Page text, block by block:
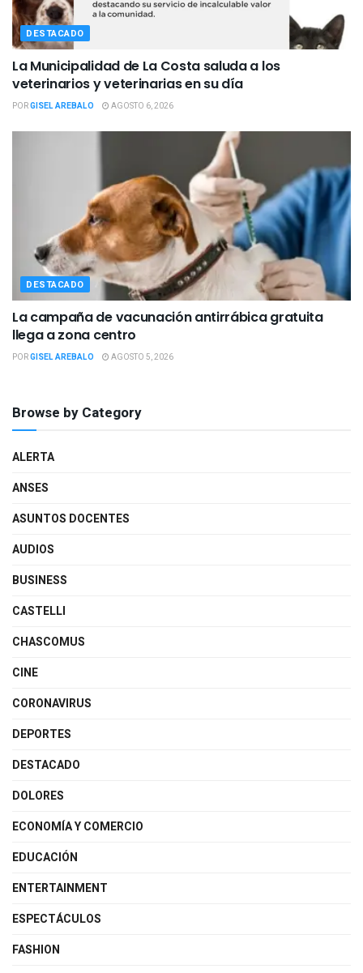
DESTACADO
La Municipalidad de La Costa saluda a los
veterinarios y veterinarias en su día
PORGISEL AREBALO AGOSTO 6, 2026
DESTACADO
La campaña de vacunación antirrábica gratuita
llega a zona centro
PORGISEL AREBALO AGOSTO 5, 2026
Browse by Category
ALERTA
ANSES
ASUNTOS DOCENTES
AUDIOS
BUSINESS
CASTELLI
CHASCOMUS
CINE
CORONAVIRUS
DEPORTES
DESTACADO
DOLORES
ECONOMÍA Y COMERCIO
EDUCACIÓN
ENTERTAINMENT
ESPECTÁCULOS
FASHION